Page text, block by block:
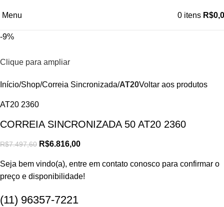
Menu 0 itens R$
-9%
Clique para ampliar
Início Shop Correia Sincronizada AT20Voltar aos produtos
AT20 2360
CORREIA SINCRONIZADA 50 AT20 2360
R$7.497,60 R$6.816,00
Seja bem vindo(a), entre em contato conosco para confirmar o
preço e disponibilidade!
(11) 96357-7221